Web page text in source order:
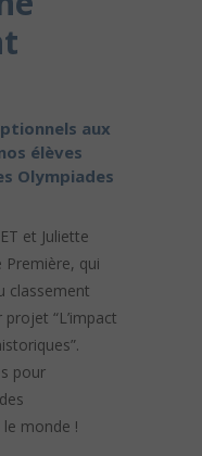
aux
élèves
Olympiades
et Juliette
Première, qui
classement
“L’impact
pour
monde !